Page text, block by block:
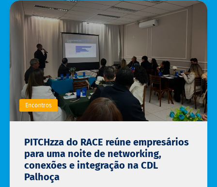
Encontros
PITCHzza do RACE reúne empresários
para uma noite de networking,
conexões e integração na CDL
Palhoça